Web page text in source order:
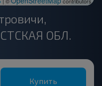
ОБЛ.
Купить